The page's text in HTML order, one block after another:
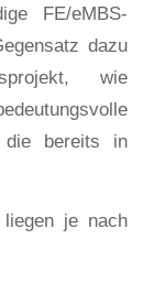
FE/eMBS-
dazu
wie
die bereits in
liegen je nach